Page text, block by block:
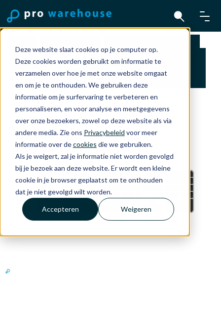
Deze website slaat cookies op je computer op.
Deze cookies worden gebruikt om informatie te
verzamelen over hoe je met onze website omgaat
en om je te onthouden. We gebruiken deze
informatie om je surfervaring te verbeteren en
personaliseren, en voor analyse en meetgegevens
over onze bezoekers, zowel op deze website als via
andere media. Zie ons Privacybeleid voor meer
informatie over decookies die we gebruiken.
Als je weigert, zal je informatie niet worden gevolgd
bij je bezoek aan deze website. Er wordt een kleine
cookie in je browser geplaatst om te onthouden
dat je niet gevolgd wilt worden.
Accepteren Weigeren
Magic Keyboard met Touch ID en Numeric
Keypad US voor Mac modellen met Apple
silicon - US Engels - Zwart